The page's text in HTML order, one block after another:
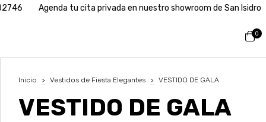
tu cita privada en nuestro showroom de San Isidro Paz
0
Inicio > Vestidos de Fiesta Elegantes > VESTIDO DE GALA
VESTIDO DE GALA